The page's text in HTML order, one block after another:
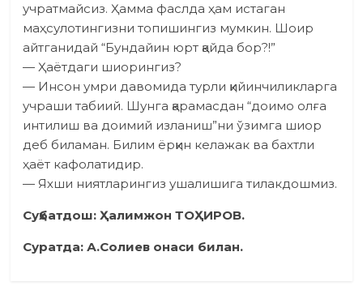
учратмайсиз. Ҳамма фаслда ҳам истаган
маҳсулотингизни топишингиз мумкин. Шоир
айтганидай “Бундайин юрт қайда бор?!”
— Ҳаётдаги шиорингиз?
— Инсон умри давомида турли қийинчиликларга
учраши табиий. Шунга қарамасдан “доимо олға
интилиш ва доимий изланиш”ни ўзимга шиор
деб биламан. Билим ёрқин келажак ва бахтли
ҳаёт кафолатидир.
— Яхши ниятларингиз ушалишига тилакдошмиз.
Суҳбатдош: Ҳалимжон ТОҲИРОВ.
Суратда: А.Солиев онаси билан.